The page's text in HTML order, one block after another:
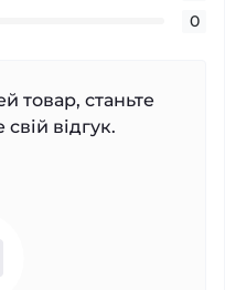
0
товар, станьте
відгук.